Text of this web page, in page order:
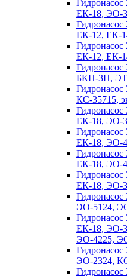
ЕК-18, ЭО-
ЕК-12, ЕК-
ЕК-12, ЕК-
БКП-3П,
КС-35715,
ЕК-18, ЭО-
ЕК-18, ЭО-
ЕК-18, ЭО-
ЕК-18, ЭО-
ЭО-5124,
ЕК-18, ЭО-
ЭО-4225,
ЭО-2324,